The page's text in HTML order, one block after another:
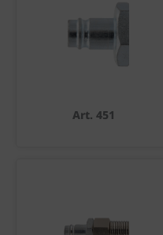
Art. 451